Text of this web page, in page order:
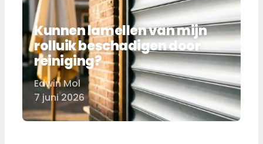
Kunnen lamellen van mijn
rolluik beschadigen door
reiniging?
Door
Edwin Mol
7 juni 2026